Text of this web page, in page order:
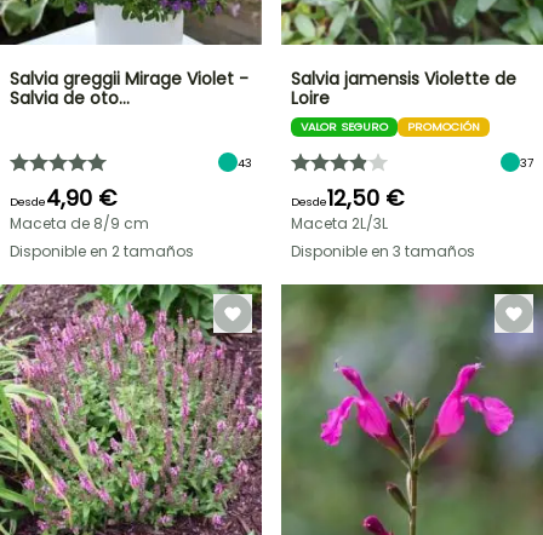
Salvia greggii Mirage Violet -
Salvia de oto…
43
Desde4,90 €
Maceta de 8/9 cm
Disponible en 2 tamaños
Salvia jamensis Violette de
Loire
VALOR SEGURO PROMOCIÓN
37
Desde12,50 €
Maceta 2L/3L
Disponible en 3 tamaños